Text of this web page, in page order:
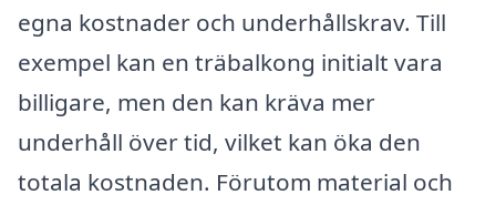
egna kostnader och underhållskrav. Till
exempel kan en träbalkong initialt vara
billigare, men den kan kräva mer
underhåll över tid, vilket kan öka den
totala kostnaden. Förutom material och